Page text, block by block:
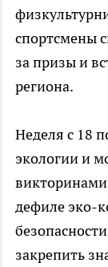
спортсмены
за призы и
региона.
Неделя с 18
экологии и
дефиле эко-
закрепить